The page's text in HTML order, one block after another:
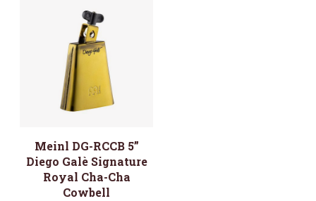
Meinl DG-RCCB 5”
Diego Galè Signature
Royal Cha-Cha
Cowbell